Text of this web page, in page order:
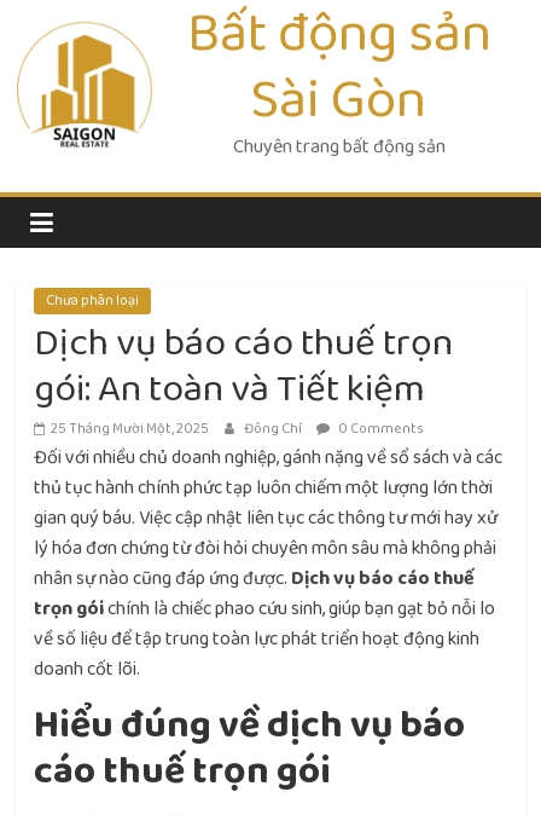
content
Bất động sản
Sài Gòn
Chuyên trang bất động sản
Chưa phân loại
Dịch vụ báo cáo thuế trọn
gói: An toàn và Tiết kiệm
25 Tháng Mười Một, 2025 Đông Chí 0 Comments
Đối với nhiều chủ doanh nghiệp, gánh nặng về sổ sách và các
thủ tục hành chính phức tạp luôn chiếm một lượng lớn thời
gian quý báu. Việc cập nhật liên tục các thông tư mới hay xử
lý hóa đơn chứng từ đòi hỏi chuyên môn sâu mà không phải
nhân sự nào cũng đáp ứng được. Dịch vụ báo cáo thuế
trọn góichính là chiếc phao cứu sinh, giúp bạn gạt bỏ nỗi lo
về số liệu để tập trung toàn lực phát triển hoạt động kinh
doanh cốt lõi.
Hiểu đúng về dịch vụ báo
cáo thuế trọn gói